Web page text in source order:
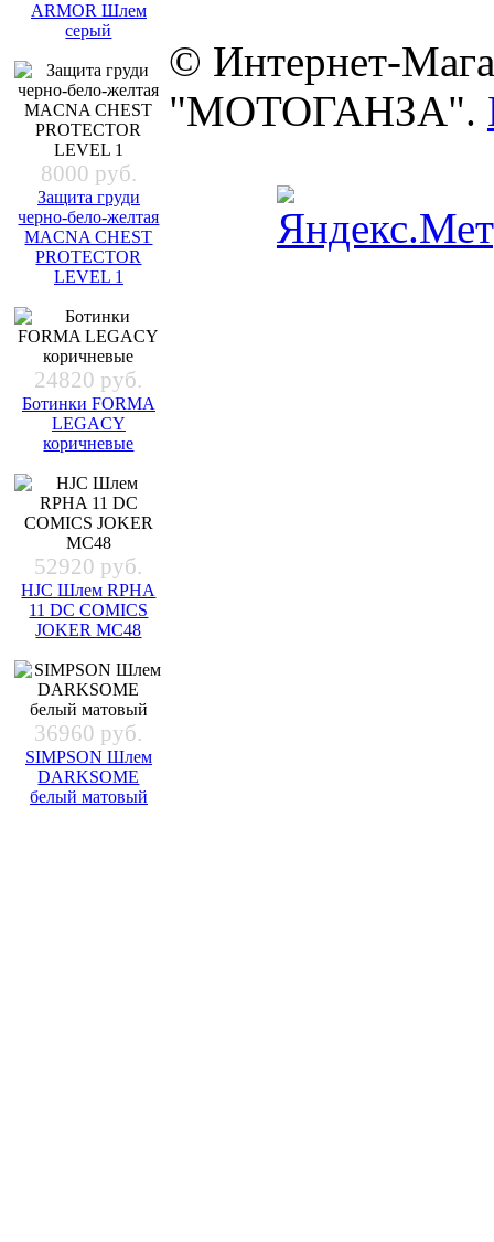
ARMOR Шлем
серый
8000 руб.
Защита груди
черно-бело-желтая
MACNA CHEST
PROTECTOR
LEVEL 1
24820 руб.
Ботинки FORMA
LEGACY
коричневые
52920 руб.
HJC Шлем RPHA
11 DC COMICS
JOKER MC48
36960 руб.
SIMPSON Шлем
DARKSOME
белый матовый
© Интернет-
"МОТОГАНЗА".